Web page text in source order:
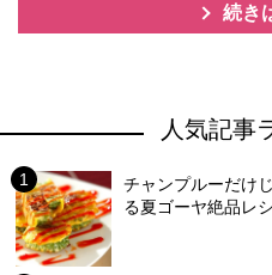
続き
人気記事
チャンプルーだけ
る夏ゴーヤ絶品レ